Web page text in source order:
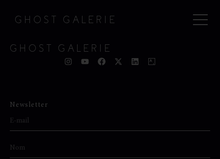
GHOST GALERIE
GHOST GALERIE
Newsletter